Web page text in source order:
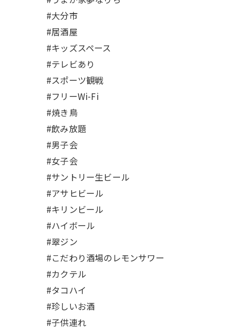
#大分市
#居酒屋
#キッズスペース
#テレビあり
#スポーツ観戦
#フリーWi-Fi
#焼き鳥
#飲み放題
#男子会
#女子会
#サントリー生ビール
#アサヒビール
#キリンビール
#ハイボール
#翠ジン
#こだわり酒場のレモンサワー
#カクテル
#タコハイ
#珍しいお酒
#子供連れ